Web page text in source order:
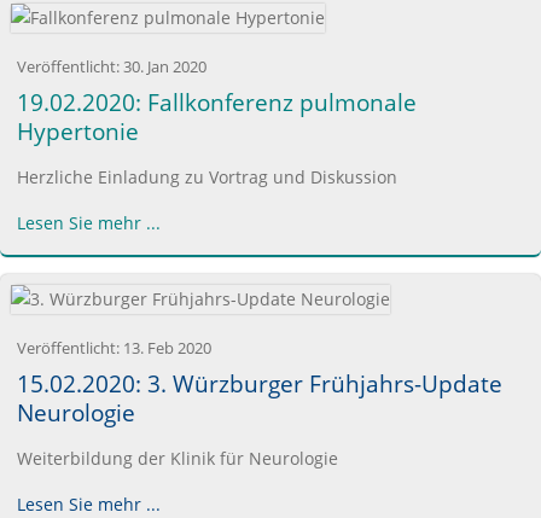
Veröffentlicht:30. Jan 2020
19.02.2020: Fallkonferenz pulmonale
Hypertonie
Herzliche Einladung zu Vortrag und Diskussion
Lesen Sie mehr ...
Veröffentlicht: 13. Feb 2020
15.02.2020: 3. Würzburger Frühjahrs-Update
Neurologie
Weiterbildung der Klinik für Neurologie
Lesen Sie mehr ...